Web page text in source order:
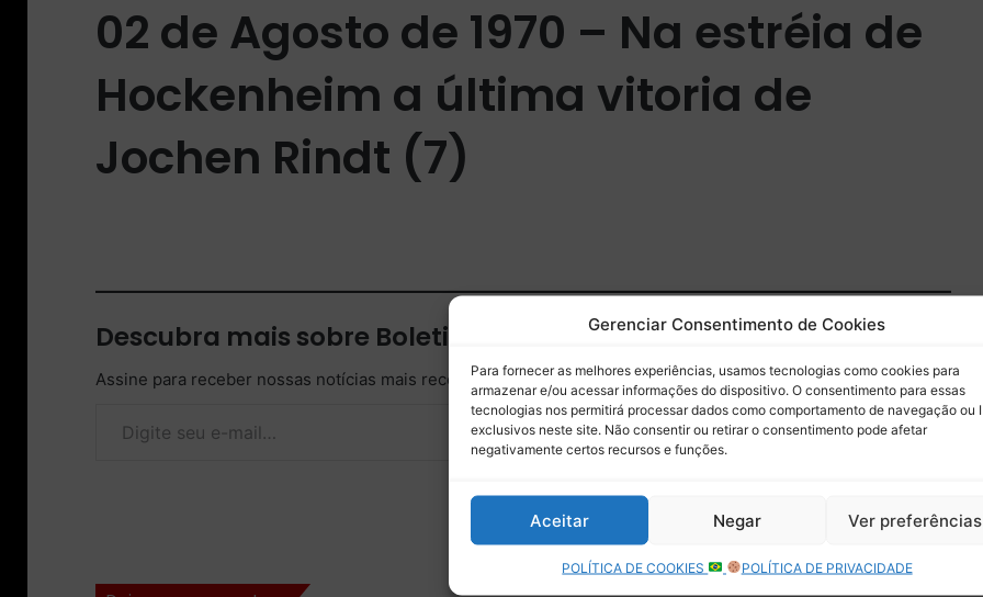
Gerenciar Consentimento de Cookies
Para fornecer as melhores experiências, usamos tecnologias como cookies para
armazenar e/ou acessar informações do dispositivo. O consentimento para essas
tecnologias nos permitirá processar dados como comportamento de navegação ou
exclusivos neste site. Não consentir ou retirar o consentimento pode afetar
negativamente certos recursos e funções.
Aceitar Negar Ver preferências
POLÍTICA DE COOKIES POLÍTICA DE PRIVACIDADE
02 de Agosto de 1970 – Na estréia de
Hockenheim a última vitoria de
Jochen Rindt (7)
Descubra mais sobre Boletim do Paddock
Assine para receber nossas notícias mais recentes por e-mail.
Assinar